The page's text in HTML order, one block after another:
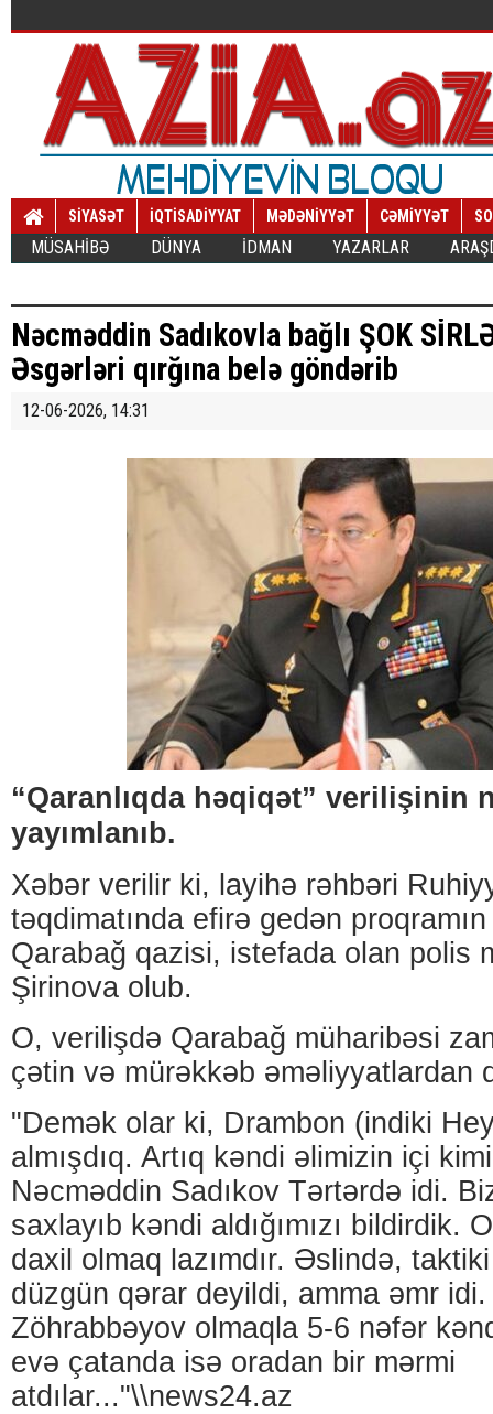
SİYASƏT İQTİSADİYYAT MƏDƏNİYYƏT CƏMİYYƏT
MÜSAHİBƏ DÜNYA İDMAN YAZARLAR
Nəcməddin Sadıkovla bağlı ŞOK
Əsgərləri qırğına belə göndərib
12-06-2026, 14:31
“Qaranlıqda həqiqət” verilişinin
yayımlanıb.
Xəbər verilir ki, layihə rəhbəri
təqdimatında efirə gedən
Qarabağ qazisi, istefada olan polis
Şirinova olub.
O, verilişdə Qarabağ müharibəsi
çətin və mürəkkəb əməliyyatlardan
"Demək olar ki, Drambon (indiki
almışdıq. Artıq kəndi əlimizin içi kimi
Nəcməddin Sadıkov Tərtərdə idi.
saxlayıb kəndi aldığımızı bildirdik.
daxil olmaq lazımdır. Əslində,
düzgün qərar deyildi, amma əmr
Zöhrabbəyov olmaqla 5-6 nəfər
evə çatanda isə oradan bir mərmi
atdılar..."\\news24.az